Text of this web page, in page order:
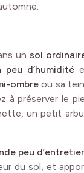
un sol
d’humidité
ombreou sa
à préserver le
un petit
peu
du sol, et